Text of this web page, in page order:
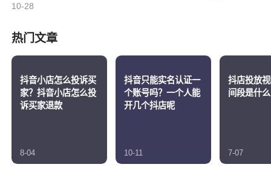
10-28
热门文章
抖音小店怎么投诉买
家？抖音小店怎么投
诉买家退款
8-04
抖音只能实名认证一
个账号吗？一个人能
开几个抖店呢
10-11
抖店投放
间段是什
7-07